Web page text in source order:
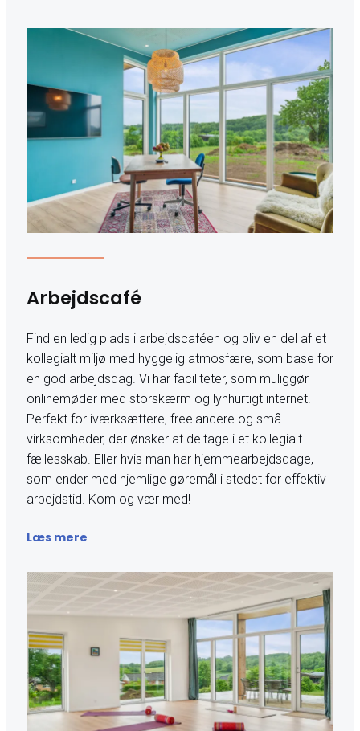
Arbejdscafé
Find en ledig plads i arbejdscaféen og bliv en del af et
kollegialt miljø med hyggelig atmosfære, som base for
en god arbejdsdag. Vi har faciliteter, som muliggør
onlinemøder med storskærm og lynhurtigt internet.
Perfekt for iværksættere, freelancere og små
virksomheder, der ønsker at deltage i et kollegialt
fællesskab. Eller hvis man har hjemmearbejdsdage,
som ender med hjemlige gøremål i stedet for effektiv
arbejdstid. Kom og vær med!
Læs mere